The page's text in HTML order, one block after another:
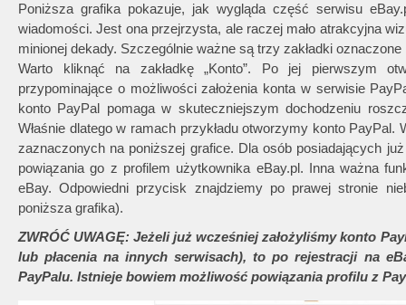
Poniższa grafika pokazuje, jak wygląda część serwisu
wiadomości. Jest ona przejrzysta, ale raczej mało atrakcyjna
minionej dekady. Szczególnie ważne są trzy zakładki oznaczone
Warto kliknąć na zakładkę „Konto”. Po jej pierwszym
przypominające o możliwości założenia konta w serwisie
konto PayPal pomaga w skuteczniejszym dochodzeniu
Właśnie dlatego w ramach przykładu otworzymy konto
zaznaczonych na poniższej grafice. Dla osób posiadających
powiązania go z profilem użytkownika eBay.pl. Inna ważna
eBay. Odpowiedni przycisk znajdziemy po prawej stronie
poniższa grafika).
ZWRÓĆ UWAGĘ: Jeżeli już wcześniej założyliśmy konto
lub płacenia na innych serwisach), to po rejestracji na
PayPalu. Istnieje bowiem możliwość powiązania profilu z